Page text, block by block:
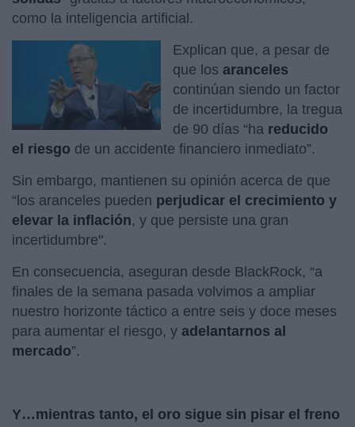
como la inteligencia artificial.
Explican que, a pesar de
que losaranceles
continúan siendo un factor
de incertidumbre, la tregua
de 90 días “ha reducido
el riesgo de un accidente financiero inmediato”.
Sin embargo, mantienen su opinión acerca de que
“los aranceles pueden perjudicar el crecimiento y
elevar la inflación, y que persiste una gran
incertidumbre".
En consecuencia, aseguran desde BlackRock, “a
finales de la semana pasada volvimos a ampliar
nuestro horizonte táctico a entre seis y doce meses
para aumentar el riesgo, y adelantarnos al
mercado”.
Y…mientras tanto, el oro sigue sin pisar el freno